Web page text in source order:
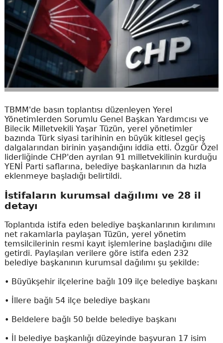
TBMM'de basın toplantısı düzenleyen Yerel
Yönetimlerden Sorumlu Genel Başkan Yardımcısı ve
Bilecik Milletvekili Yaşar Tüzün, yerel yönetimler
bazında Türk siyasi tarihinin en büyük kitlesel geçiş
dalgalarından birinin yaşandığını iddia etti. Özgür Özel
liderliğinde CHP'den ayrılan 91 milletvekilinin kurduğu
YENİ Parti saflarına, belediye başkanlarının da hızla
eklenmeye başladığı belirtildi.
İstifaların kurumsal dağılımı ve 28 il
detayı
Toplantıda istifa eden belediye başkanlarının kırılımını
net rakamlarla paylaşan Tüzün, yerel yönetim
temsilcilerinin resmi kayıt işlemlerine başladığını dile
getirdi. Paylaşılan verilere göre istifa eden 232
belediye başkanının kurumsal dağılımı şu şekilde:
• Büyükşehir ilçelerine bağlı 109 ilçe belediye başkanı
• İllere bağlı 54 ilçe belediye başkanı
• Beldelere bağlı 50 belde belediye başkanı
• İl belediye başkanlığı düzeyinde başvuran 17 isim